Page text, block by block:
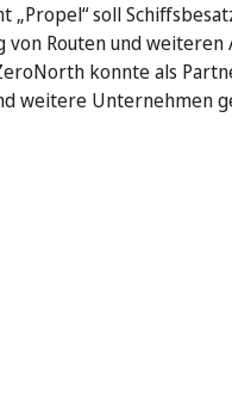
„Propel“ soll
von Routen und weiteren
konnte als
weitere Unternehmen